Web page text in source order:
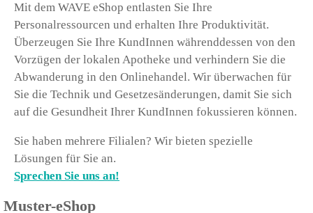
Mit dem WAVE eShop entlasten Sie Ihre
Personalressourcen und erhalten Ihre Produktivität.
Überzeugen Sie Ihre KundInnen währenddessen von den
Vorzügen der lokalen Apotheke und verhindern Sie die
Abwanderung in den Onlinehandel. Wir überwachen für
Sie die Technik und Gesetzesänderungen, damit Sie sich
auf die Gesundheit Ihrer KundInnen fokussieren können.
Sie haben mehrere Filialen? Wir bieten spezielle
Lösungen für Sie an.
Sprechen Sie uns an!
Muster-eShop